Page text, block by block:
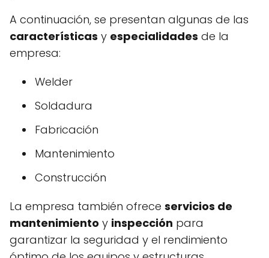
A continuación, se presentan algunas de las
características y especialidades de la
empresa:
Welder
Soldadura
Fabricación
Mantenimiento
Construcción
La empresa también ofrece servicios de
mantenimiento y inspección para
garantizar la seguridad y el rendimiento